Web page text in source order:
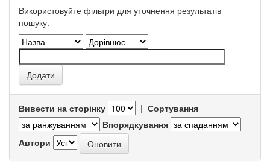
Використовуйте фільтри для уточнення результатів
пошуку.
Вивести на сторінку | Сортування
Впорядкування
Автори